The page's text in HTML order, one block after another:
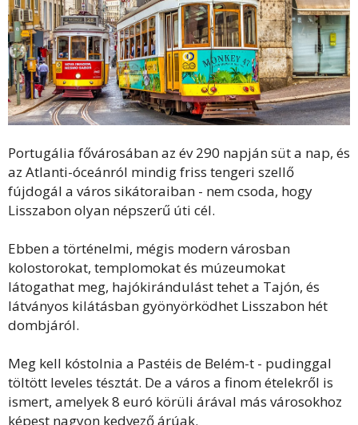
Portugália fővárosában az év 290 napján süt a nap, és
az Atlanti-óceánról mindig friss tengeri szellő
fújdogál a város sikátoraiban - nem csoda, hogy
Lisszabon olyan népszerű úti cél.
Ebben a történelmi, mégis modern városban
kolostorokat, templomokat és múzeumokat
látogathat meg, hajókirándulást tehet a Tajón, és
látványos kilátásban gyönyörködhet Lisszabon hét
dombjáról.
Meg kell kóstolnia a Pastéis de Belém-t - pudinggal
töltött leveles tésztát. De a város a finom ételekről is
ismert, amelyek 8 euró körüli árával más városokhoz
képest nagyon kedvező árúak.